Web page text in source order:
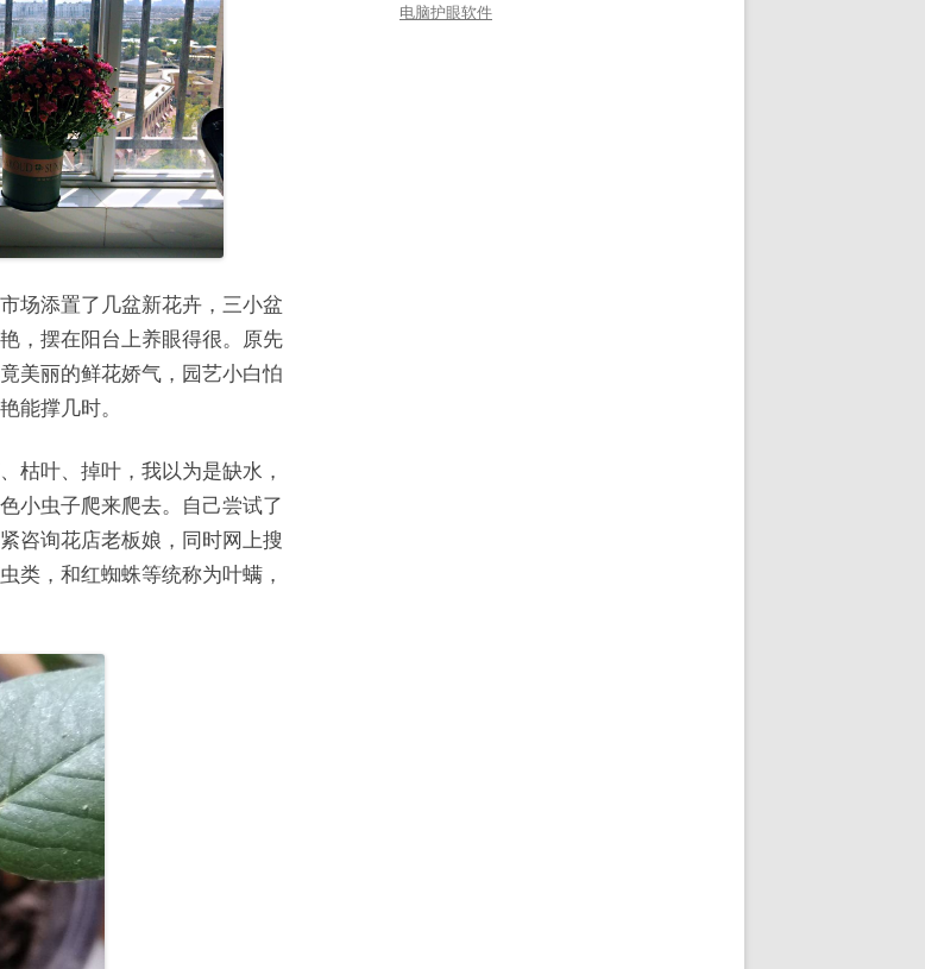
场添置了几盆新花卉，三小盆
，摆在阳台上养眼得很。原先
美丽的鲜花娇气，园艺小白怕
能撑几时。
枯叶、掉叶，我以为是缺水，
小虫子爬来爬去。自己尝试了
咨询花店老板娘，同时网上搜
类，和红蜘蛛等统称为叶螨，
电脑护眼软件